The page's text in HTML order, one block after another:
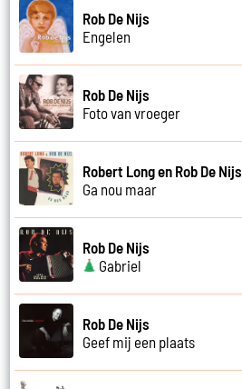
Rob De Nijs
Engelen
Rob De Nijs
Foto van vroeger
Robert Long en Rob De Nijs
Ga nou maar
Rob De Nijs
Gabriel
Rob De Nijs
Geef mij een plaats